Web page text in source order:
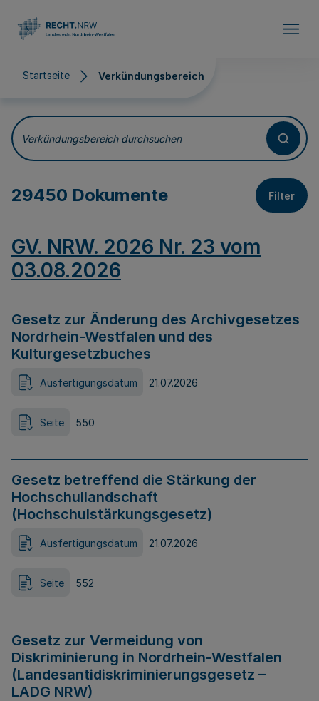
Startseite Verkündungsbereich
Verkündungsbereich
Verkündungsbereich durchsuchen
29450 Dokumente Filter
GV. NRW. 2026 Nr. 23 vom
03.08.2026
Gesetz zur Änderung des Archivgesetzes
Nordrhein-Westfalen und des
Kulturgesetzbuches
Ausfertigungsdatum 21.07.2026
Seite 550
Gesetz betreffend die Stärkung der
Hochschullandschaft
(Hochschulstärkungsgesetz)
Ausfertigungsdatum 21.07.2026
Seite 552
Gesetz zur Vermeidung von
Diskriminierung in Nordrhein-Westfalen
(Landesantidiskriminierungsgesetz –
LADG NRW)